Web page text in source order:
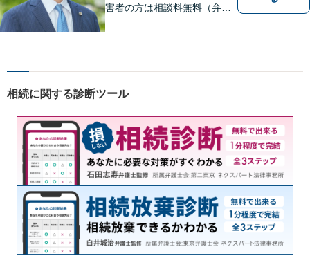
害者の方は相談料無料（弁護
無料】
相続に関する診断ツール